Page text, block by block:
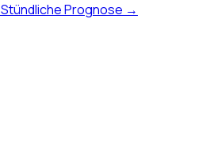
Stündliche Prognose →